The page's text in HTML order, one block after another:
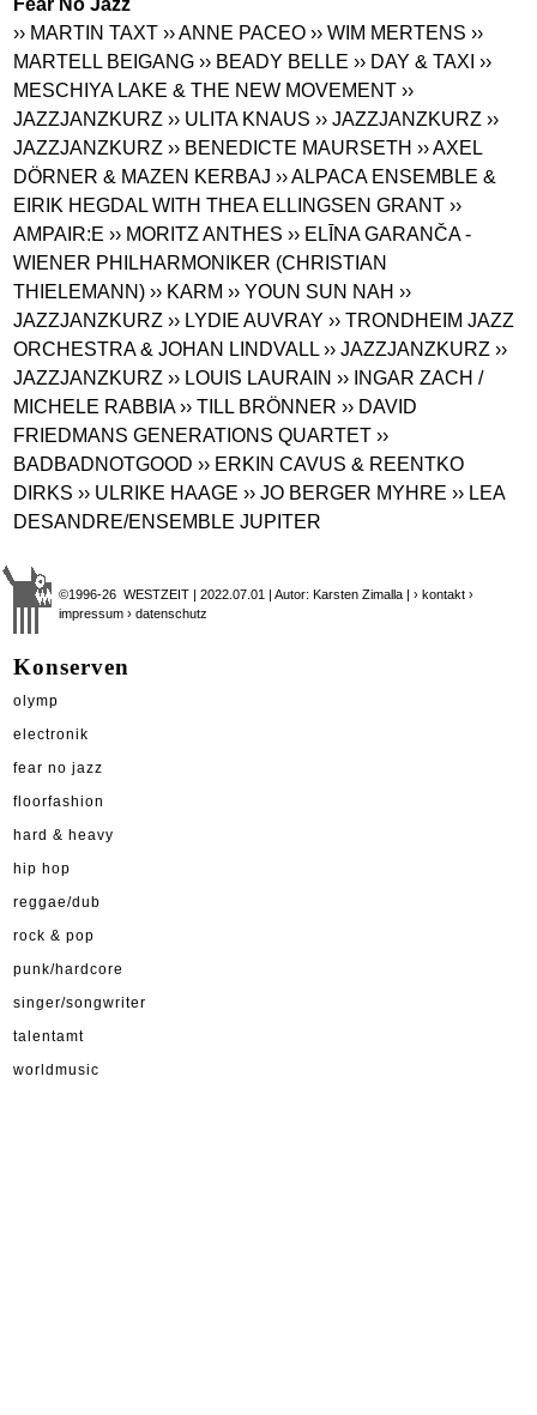
›› MARTIN TAXT ›› ANNE PACEO ›› WIM MERTENS ››
MARTELL BEIGANG ›› BEADY BELLE ›› DAY & TAXI ››
MESCHIYA LAKE & THE NEW MOVEMENT ››
JAZZJANZKURZ ›› ULITA KNAUS ›› JAZZJANZKURZ ››
JAZZJANZKURZ ›› BENEDICTE MAURSETH ›› AXEL
DÖRNER & MAZEN KERBAJ ›› ALPACA ENSEMBLE &
EIRIK HEGDAL WITH THEA ELLINGSEN GRANT ››
AMPAIR:E›› MORITZ ANTHES ›› ELĪNA GARANČA -
WIENER PHILHARMONIKER (CHRISTIAN
THIELEMANN) ›› KARM ›› YOUN SUN NAH ››
JAZZJANZKURZ ›› LYDIE AUVRAY ›› TRONDHEIM JAZZ
ORCHESTRA & JOHAN LINDVALL ›› JAZZJANZKURZ ››
JAZZJANZKURZ ›› LOUIS LAURAIN ›› INGAR ZACH /
MICHELE RABBIA ›› TILL BRÖNNER ›› DAVID
FRIEDMANS GENERATIONS QUARTET ››
BADBADNOTGOOD ›› ERKIN CAVUS & REENTKO
DIRKS ›› ULRIKE HAAGE ›› JO BERGER MYHRE ›› LEA
DESANDRE/ENSEMBLE JUPITER
©1996-26 WESTZEIT | 2022.07.01 | Autor: Karsten Zimalla |› kontakt ›
impressum › datenschutz
Konserven
olymp
electronik
fear no jazz
floorfashion
hard & heavy
hip hop
reggae/dub
rock & pop
punk/hardcore
singer/songwriter
talentamt
worldmusic